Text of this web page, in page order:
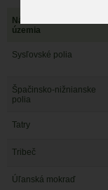
Názov chráneného
územia
Sysľovské polia
Špačinsko-nižnianske
polia
Tatry
Tribeč
Úľanská mokraď